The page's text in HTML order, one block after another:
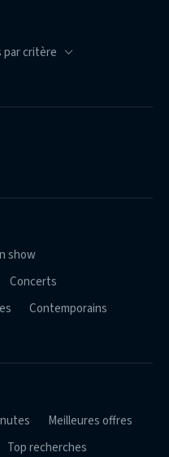
show
Concerts
Contemporains
Meilleures offres
Top recherches